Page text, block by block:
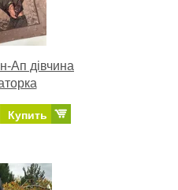
Ап дівчина
Купить